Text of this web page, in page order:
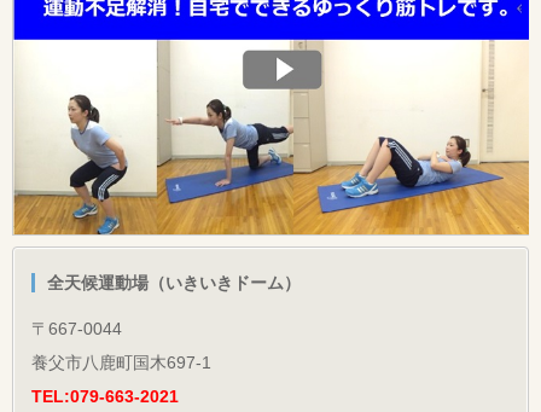
全天候運動場（いきいきドーム）
〒667-0044
養父市八鹿町国木697-1
TEL:079-663-2021